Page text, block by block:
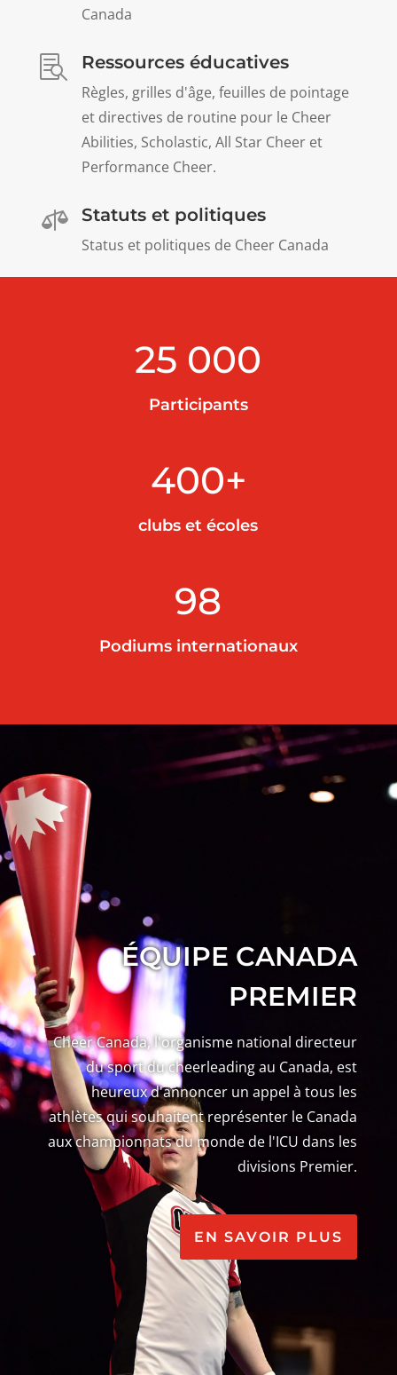
Canada
 Ressources éducatives
Règles, grilles d'âge, feuilles de pointage
et directives de routine pour le Cheer
Abilities, Scholastic, All Star Cheer et
Performance Cheer.
 Statuts et politiques
Status et politiques de Cheer Canada
25 000
Participants
400+
clubs et écoles
98
Podiums internationaux
ÉQUIPE CANADA
PREMIER
Cheer Canada, l'organisme national directeur
du sport du cheerleading au Canada, est
heureux d'annoncer un appel à tous les
athlètes qui souhaitent représenter le Canada
aux championnats du monde de l'ICU dans les
divisions Premier.
EN SAVOIR PLUS